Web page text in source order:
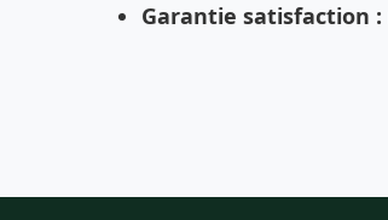
Garantie satisfaction :